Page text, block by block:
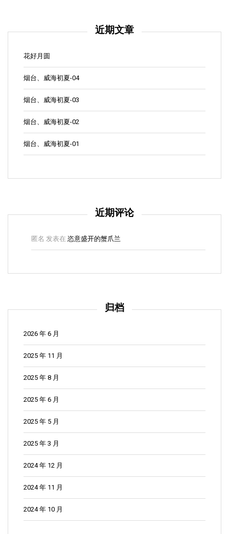
近期文章
花好月圆
烟台、威海初夏-04
烟台、威海初夏-03
烟台、威海初夏-02
烟台、威海初夏-01
近期评论
匿名 发表在 恣意盛开的蟹爪兰
归档
2026 年 6 月
2025 年 11 月
2025 年 8 月
2025 年 6 月
2025 年 5 月
2025 年 3 月
2024 年 12 月
2024 年 11 月
2024 年 10 月